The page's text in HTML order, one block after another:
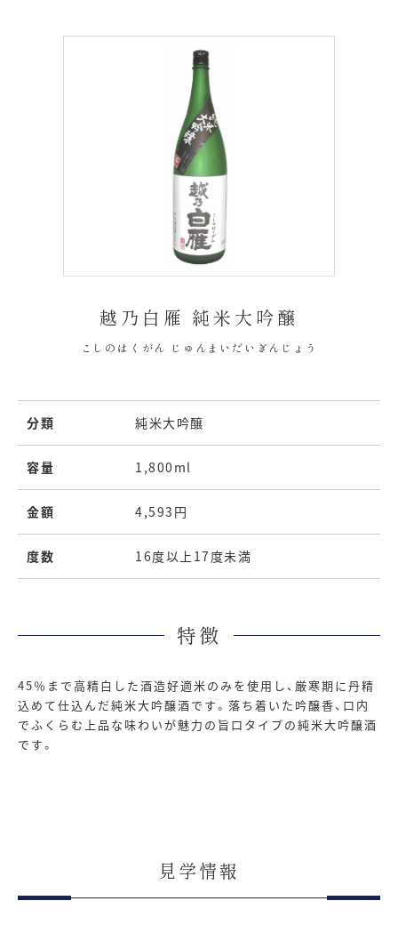
越乃白雁 純米大吟醸
こしのはくがん じゅんまいだいぎんじょう
分類 純米大吟醸
容量 1,800ml
金額 4,593円
度数 16度以上17度未満
特徴
45％まで高精白した酒造好適米のみを使用し、厳寒期に丹精
込めて仕込んだ純米大吟醸酒です。落ち着いた吟醸香、口内
でふくらむ上品な味わいが魅力の旨口タイプの純米大吟醸酒
です。
見学情報